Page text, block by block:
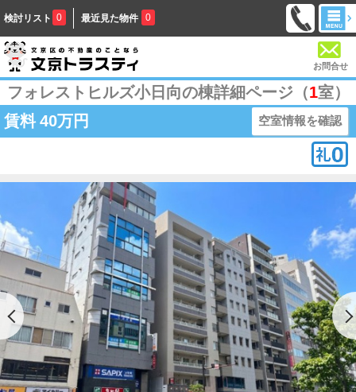
検討リスト 0 最近見た物件 0
お問合せ
フォレストヒルズ小日向の棟詳細ページ（1室）
賃料 40万円 空室情報を確認